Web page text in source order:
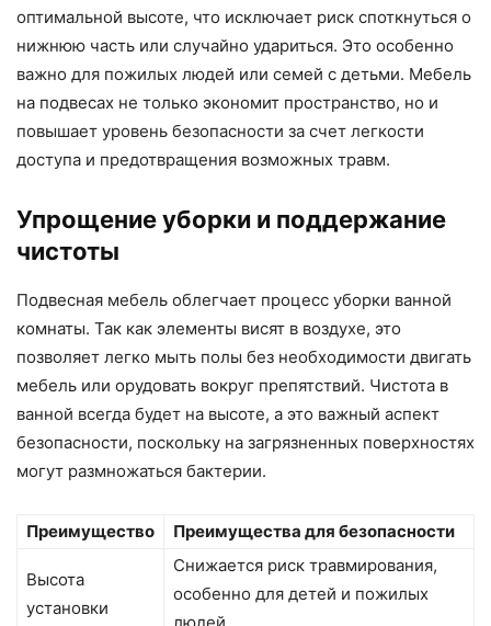
оптимальной высоте, что исключает риск споткнуться о
нижнюю часть или случайно удариться. Это особенно
важно для пожилых людей или семей с детьми. Мебель
на подвесах не только экономит пространство, но и
повышает уровень безопасности за счет легкости
доступа и предотвращения возможных травм.
Упрощение уборки и поддержание
чистоты
Подвесная мебель облегчает процесс уборки ванной
комнаты. Так как элементы висят в воздухе, это
позволяет легко мыть полы без необходимости двигать
мебель или орудовать вокруг препятствий. Чистота в
ванной всегда будет на высоте, а это важный аспект
безопасности, поскольку на загрязненных поверхностях
могут размножаться бактерии.
Преимущество Преимущества для безопасности
Высота
установки
Снижается риск травмирования,
особенно для детей и пожилых
людей.